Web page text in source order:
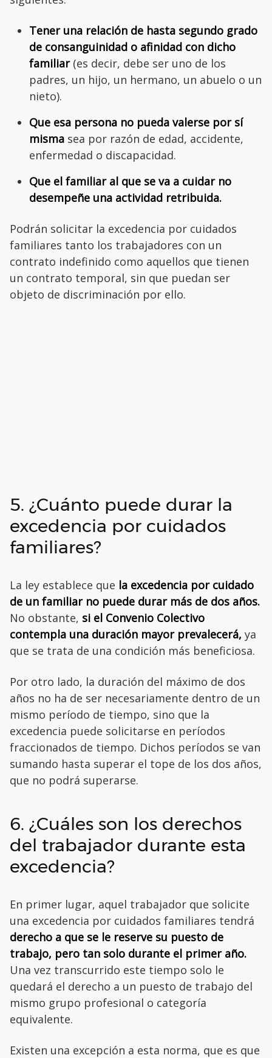
Tener una relación de hasta segundo grado
de consanguinidad o afinidad con dicho
familiar(es decir, debe ser uno de los
padres, un hijo, un hermano, un abuelo o un
nieto).
Que esa persona no pueda valerse por sí
misma sea por razón de edad, accidente,
enfermedad o discapacidad.
Que el familiar al que se va a cuidar no
desempeñe una actividad retribuida.
Podrán solicitar la excedencia por cuidados
familiares tanto los trabajadores con un
contrato indefinido como aquellos que tienen
un contrato temporal, sin que puedan ser
objeto de discriminación por ello.
5. ¿Cuánto puede durar la
excedencia por cuidados
familiares?
La ley establece que la excedencia por cuidado
de un familiar no puede durar más de dos años.
No obstante, si el Convenio Colectivo
contempla una duración mayor prevalecerá, ya
que se trata de una condición más beneficiosa.
Por otro lado, la duración del máximo de dos
años no ha de ser necesariamente dentro de un
mismo período de tiempo, sino que la
excedencia puede solicitarse en períodos
fraccionados de tiempo. Dichos períodos se van
sumando hasta superar el tope de los dos años,
que no podrá superarse.
6. ¿Cuáles son los derechos
del trabajador durante esta
excedencia?
En primer lugar, aquel trabajador que solicite
una excedencia por cuidados familiares tendrá
derecho a que se le reserve su puesto de
trabajo, pero tan solo durante el primer año.
Una vez transcurrido este tiempo solo le
quedará el derecho a un puesto de trabajo del
mismo grupo profesional o categoría
equivalente.
Existen una excepción a esta norma, que es que